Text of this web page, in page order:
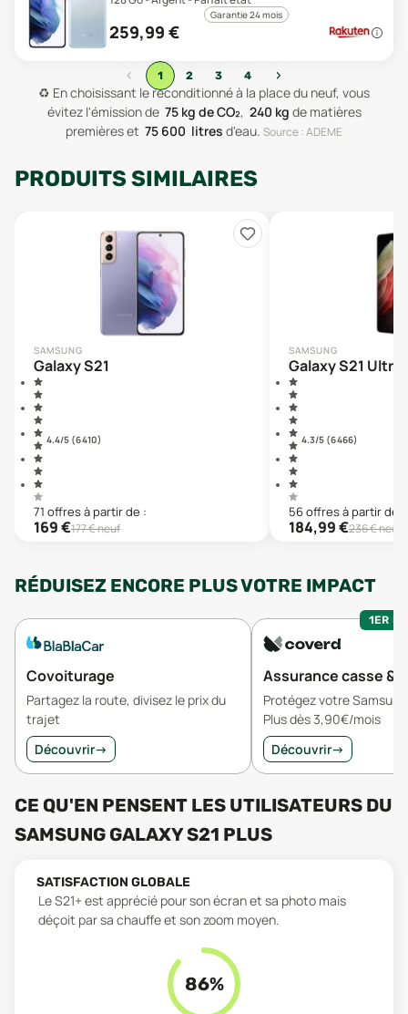
Garantie 24 mois
259,99 €
‹ 1 2 3 4
›
♻️ En choisissant le reconditionné à la place du neuf, vous
évitez l'émission de 75 kg de CO₂, 240 kg de matières
premièreset 75 600 litres d'eau. Source : ADEME
PRODUITS SIMILAIRES
SAMSUNG
Galaxy S21
4.4/5 (6 410)
71 offresà partir de :
169€177€ neuf
SAMSUNG
Galaxy S21 Ultra
4.3/5 (6 466)
56offresà partir de :
184,99€236€ neuf
RÉDUISEZ ENCORE PLUS VOTRE IMPACT
Covoiturage
Partagez la route, divisez le prix du
trajet
Découvrir→
1ER
Assurance casse &
Protégez votre Samsung
Plus dès 3,90€/mois
Découvrir→
CE QU'EN PENSENT LES UTILISATEURS DU
SAMSUNG GALAXY S21 PLUS
SATISFACTION GLOBALE
Le S21+ est apprécié pour son écran et sa photo mais
déçoit par sa chauffe et son zoom moyen.
86%